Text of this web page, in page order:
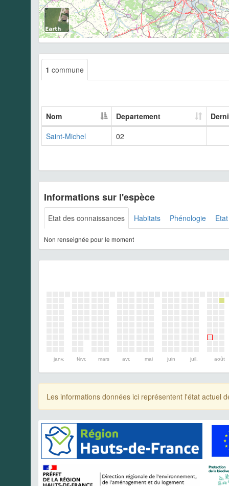
1 commune
Nom Departement
Saint-Michel
02
Informations sur l'espèce
Etat des connaissances Habitats Phénologie
Non renseignée pour le moment
janv. févr. mars avr. mai juin juil. août
Les informations données ici représentent l'état actuel